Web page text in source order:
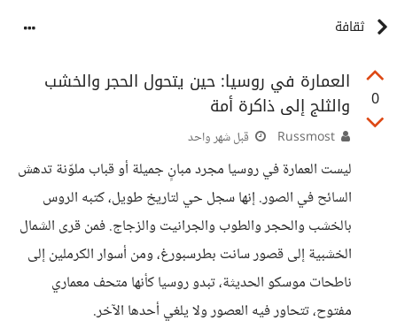
ثقافة
0
العمارة في روسيا: حين يتحول الحجر والخشب
والثلج إلى ذاكرة أمة
قبل شهر واحد
ليست العمارة في روسيا مجرد مبانٍ جميلة أو قباب ملوّنة تدهش
السائح في الصور. إنها سجل حي لتاريخ طويل، كتبه الروس
بالخشب والحجر والطوب والجرانيت والزجاج. فمن قرى الشمال
الخشبية إلى قصور سانت بطرسبورغ، ومن أسوار الكرملين إلى
ناطحات موسكو الحديثة، تبدو روسيا كأنها متحف معماري
مفتوح، تتحاور فيه العصور ولا يلغي أحدها الآخر.